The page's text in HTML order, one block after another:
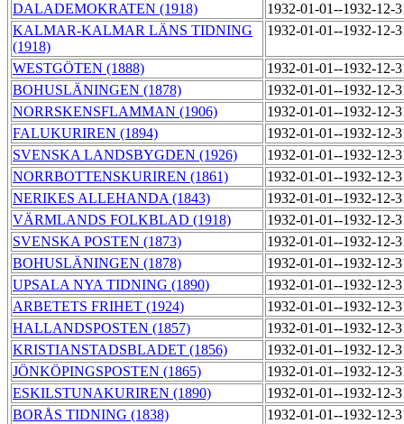
DALADEMOKRATEN (1918)
1932-01-01--1932-12-
KALMAR-KALMAR LÄNS TIDNING
(1918)
1932-01-01--1932-12-
WESTGÖTEN (1888)
1932-01-01--1932-12-
BOHUSLÄNINGEN (1878)
1932-01-01--1932-12-
NORRSKENSFLAMMAN (1906)
1932-01-01--1932-12-
FALUKURIREN (1894)
1932-01-01--1932-12-
SVENSKA LANDSBYGDEN (1926)
1932-01-01--1932-12-
NORRBOTTENSKURIREN (1861)
1932-01-01--1932-12-
NERIKES ALLEHANDA (1843)
1932-01-01--1932-12-
VÄRMLANDS FOLKBLAD (1918)
1932-01-01--1932-12-
SVENSKA POSTEN (1873)
1932-01-01--1932-12-
BOHUSLÄNINGEN (1878)
1932-01-01--1932-12-
UPSALA NYA TIDNING (1890)
1932-01-01--1932-12-
ARBETETS FRIHET (1924)
1932-01-01--1932-12-
HALLANDSPOSTEN (1857)
1932-01-01--1932-12-
KRISTIANSTADSBLADET (1856)
1932-01-01--1932-12-
JÖNKÖPINGSPOSTEN (1865)
1932-01-01--1932-12-
ESKILSTUNAKURIREN (1890)
1932-01-01--1932-12-
BORÅS TIDNING (1838)
1932-01-01--1932-12-